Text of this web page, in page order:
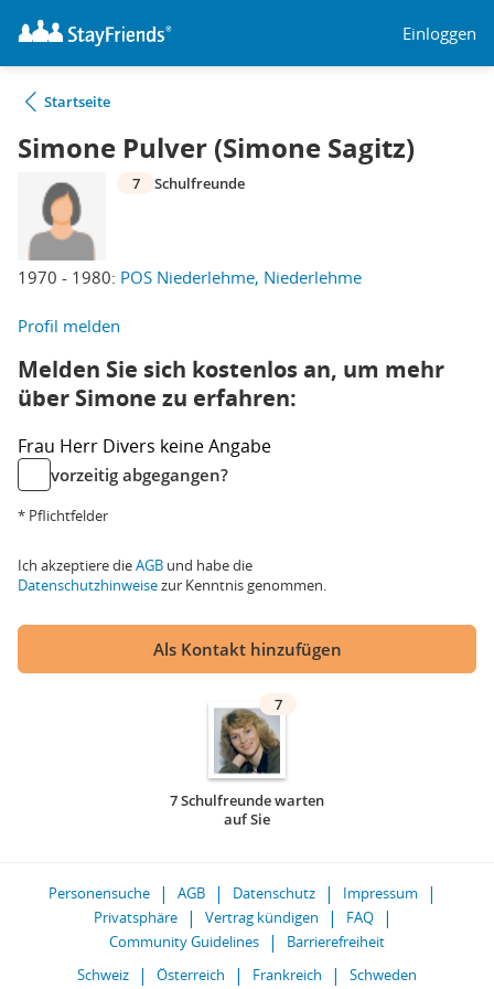
Einloggen
Startseite
Simone Pulver (Simone Sagitz)
1970 - 1980: POS Niederlehme, Niederlehme
7 Schulfreunde
Profil melden
Melden Sie sich kostenlos an, um mehr
über Simone zu erfahren:
Frau Herr Divers keine Angabe
vorzeitig abgegangen?
* Pflichtfelder
Ich akzeptiere dieAGB und habe die
Datenschutzhinweisezur Kenntnis genommen.
Als Kontakt hinzufügen
7
7 Schulfreunde warten
auf Sie
Personensuche AGB Datenschutz
Impressum
Privatsphäre
Vertrag kündigen
FAQ
Community Guidelines
Barrierefreiheit
Schweiz
Österreich Frankreich Schweden